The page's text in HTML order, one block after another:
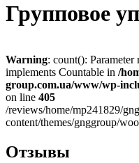
Групповое
Warning: count(): Parameter
implements Countable in /
group.com.ua/www/wp-
on line 405
/reviews/home/mp241829/
content/themes/gnggroup/
Отзывы